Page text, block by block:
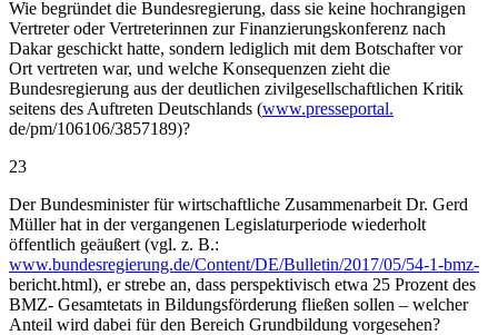
Wie begründet die Bundesregierung, dass sie keine hochrangigen
Vertreter oder Vertreterinnen zur Finanzierungskonferenz nach
Dakar geschickt hatte, sondern lediglich mit dem Botschafter vor
Ort vertreten war, und welche Konsequenzen zieht die
Bundesregierung aus der deutlichen zivilgesellschaftlichen Kritik
seitens des Auftreten Deutschlands (www.presseportal.
de/pm/106106/3857189)?
23
Der Bundesminister für wirtschaftliche Zusammenarbeit Dr. Gerd
Müller hat in der vergangenen Legislaturperiode wiederholt
öffentlich geäußert (vgl. z. B.:
www.bundesregierung.de/Content/DE/Bulletin/2017/05/54-1-bmz-
bericht.html), er strebe an, dass perspektivisch etwa 25 Prozent des
BMZ- Gesamtetats in Bildungsförderung fließen sollen – welcher
Anteil wird dabei für den Bereich Grundbildung vorgesehen?